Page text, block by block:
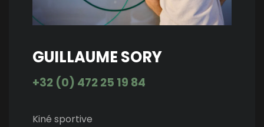
GUILLAUME SORY
+32 (0) 472 25 19 84
Kiné sportive